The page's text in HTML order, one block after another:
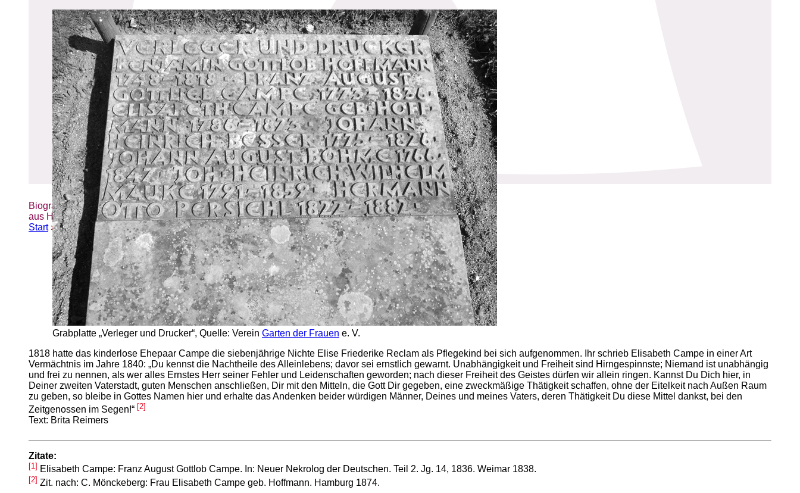
Biografien-Datenbank: Frauen
aus Hamburg
Start»Erweiterte Suche» Elisabeth Campe
Grabplatte „Verleger und Drucker“, Quelle: Verein Garten der Frauen e. V.
1818 hatte das kinderlose Ehepaar Campe die siebenjährige Nichte Elise Friederike Reclam als Pflegekind bei sich aufgenommen. Ihr schrieb Elisabeth Campe in einer Art
Vermächtnis im Jahre 1840: „Du kennst die Nachtheile des Alleinlebens; davor sei ernstlich gewarnt. Unabhängigkeit und Freiheit sind Hirngespinnste; Niemand ist unabhängig
und frei zu nennen, als wer alles Ernstes Herr seiner Fehler und Leidenschaften geworden; nach dieser Freiheit des Geistes dürfen wir allein ringen. Kannst Du Dich hier, in
Deiner zweiten Vaterstadt, guten Menschen anschließen, Dir mit den Mitteln, die Gott Dir gegeben, eine zweckmäßige Thätigkeit schaffen, ohne der Eitelkeit nach Außen Raum
zu geben, so bleibe in Gottes Namen hier und erhalte das Andenken beider würdigen Männer, Deines und meines Vaters, deren Thätigkeit Du diese Mittel dankst, bei den
Zeitgenossen im Segen!“ [2]
Text: Brita Reimers
Zitate:
[1] Elisabeth Campe: Franz August Gottlob Campe. In: Neuer Nekrolog der Deutschen. Teil 2. Jg. 14, 1836. Weimar 1838.
[2] Zit. nach: C. Mönckeberg: Frau Elisabeth Campe geb. Hoffmann. Hamburg 1874.